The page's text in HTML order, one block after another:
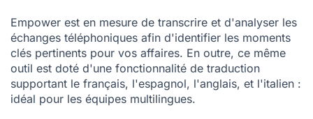
Empower est en mesure de transcrire et d'analyser les
échanges téléphoniques afin d'identifier les moments
clés pertinents pour vos affaires. En outre, ce même
outil est doté d'une fonctionnalité de traduction
supportant le français, l'espagnol, l'anglais, et l'italien :
idéal pour les équipes multilingues.